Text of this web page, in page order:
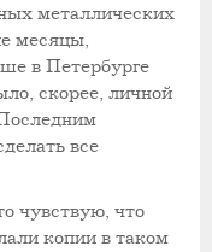
металлических
месяцы,
в Петербурге
скорее, личной
все
чувствую, что
копии в таком